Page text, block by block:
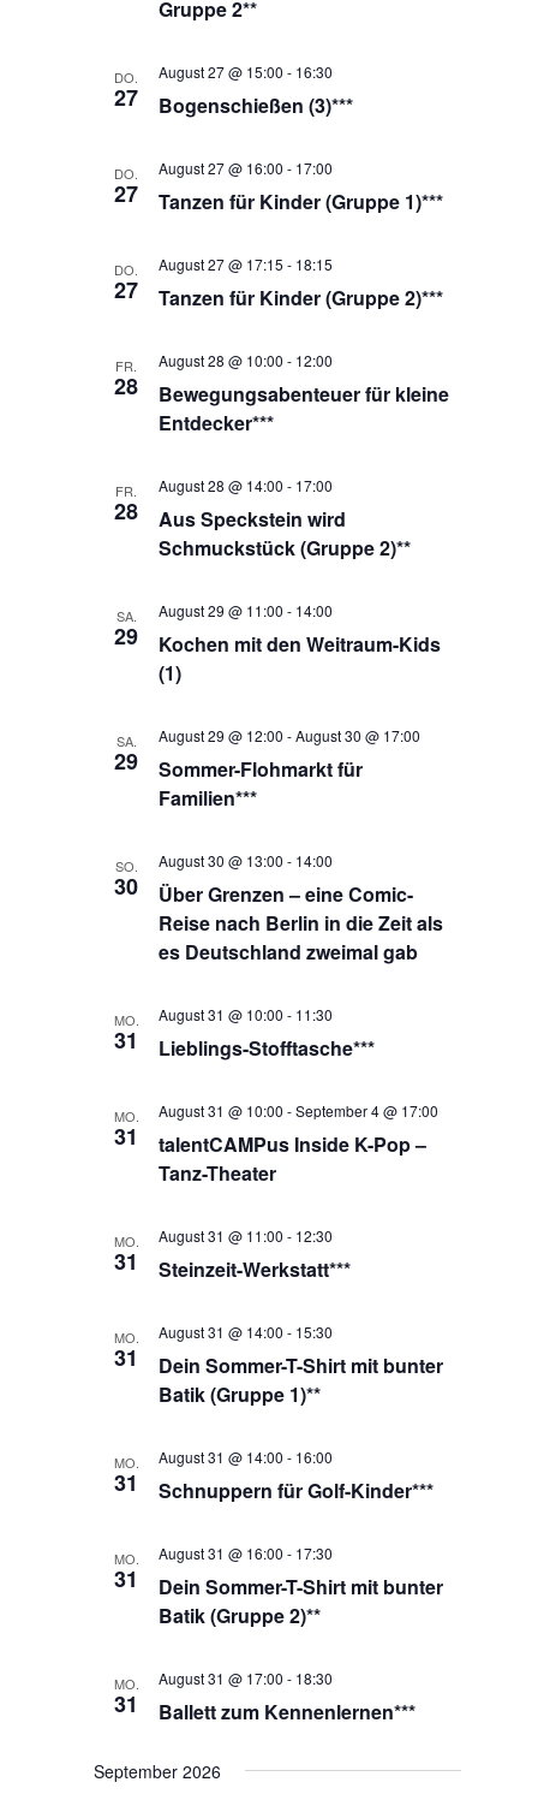
Gruppe 2**
DO.
27 Bogenschießen (3)***
August 27 @ 15:00 - 16:30
DO.
27 Tanzen für Kinder (Gruppe 1)***
August 27 @ 16:00 - 17:00
DO.
27 Tanzen für Kinder (Gruppe 2)***
August 27 @ 17:15 - 18:15
FR.
28
Bewegungsabenteuer für kleine
Entdecker***
August 28 @ 10:00 - 12:00
FR.
28
Aus Speckstein wird
Schmuckstück (Gruppe 2)**
August 28 @ 14:00 - 17:00
SA.
29
Kochen mit den Weitraum-Kids
(1)
August 29 @ 11:00 - 14:00
SA.
29
Sommer-Flohmarkt für
Familien***
August 29 @ 12:00 -August 30 @ 17:00
SO.
30
Über Grenzen – eine Comic-
Reise nach Berlin in die Zeit als
es Deutschland zweimal gab
August 30 @ 13:00 - 14:00
MO.
31 Lieblings-Stofftasche***
August 31 @ 10:00 - 11:30
MO.
31
talentCAMPus Inside K-Pop –
Tanz-Theater
August 31 @ 10:00 -September 4 @ 17:00
MO.
31 Steinzeit-Werkstatt***
August 31 @ 11:00 - 12:30
MO.
31
Dein Sommer-T-Shirt mit bunter
Batik (Gruppe 1)**
August 31 @ 14:00 - 15:30
MO.
31 Schnuppern für Golf-Kinder***
August 31 @ 14:00 - 16:00
MO.
31
Dein Sommer-T-Shirt mit bunter
Batik (Gruppe 2)**
August 31 @ 16:00 - 17:30
MO.
31 Ballett zum Kennenlernen***
August 31 @ 17:00 - 18:30
September 2026